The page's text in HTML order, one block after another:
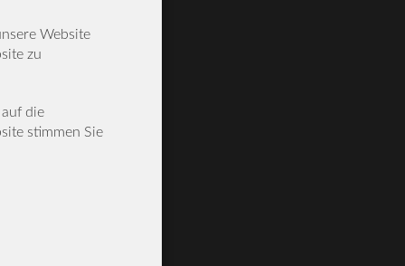
Website
zu
die
stimmen Sie